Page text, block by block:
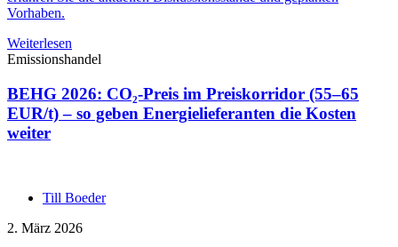
Vorhaben.
Weiterlesen
Emissionshandel
BEHG 2026: CO₂-Preis im Preiskorridor (55–65
EUR/t) – so geben Energielieferanten die Kosten
weiter
Till Boeder
2. März 2026